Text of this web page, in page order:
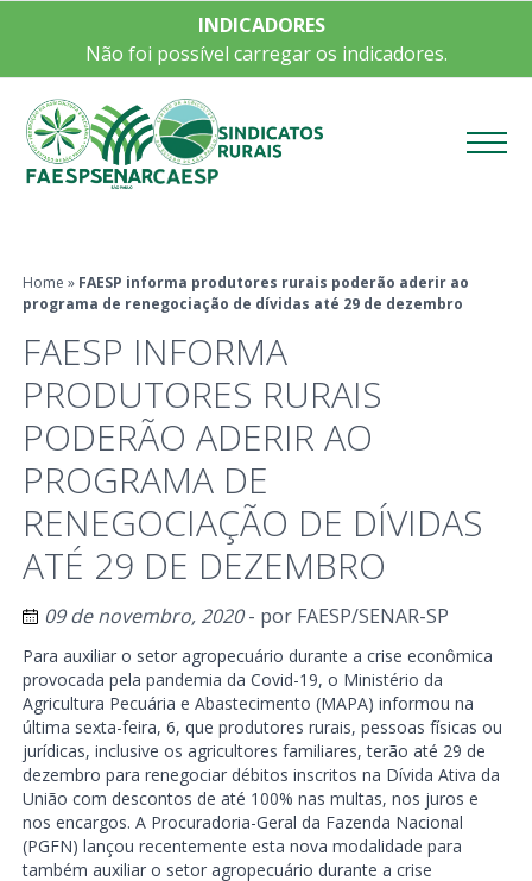
INDICADORES
Não foi possível carregar os indicadores.
Home » FAESP informa produtores rurais poderão aderir ao
programa de renegociação de dívidas até 29 de dezembro
FAESP INFORMA
PRODUTORES RURAIS
PODERÃO ADERIR AO
PROGRAMA DE
RENEGOCIAÇÃO DE DÍVIDAS
ATÉ 29 DE DEZEMBRO
09 de novembro, 2020- por FAESP/SENAR-SP
Para auxiliar o setor agropecuário durante a crise econômica
provocada pela pandemia da Covid-19, o Ministério da
Agricultura Pecuária e Abastecimento (MAPA) informou na
última sexta-feira, 6, que produtores rurais, pessoas físicas ou
jurídicas, inclusive os agricultores familiares, terão até 29 de
dezembro para renegociar débitos inscritos na Dívida Ativa da
União com descontos de até 100% nas multas, nos juros e
nos encargos. A Procuradoria-Geral da Fazenda Nacional
(PGFN) lançou recentemente esta nova modalidade para
também auxiliar o setor agropecuário durante a crise